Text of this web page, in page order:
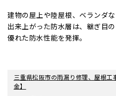
建物の屋上や陸屋根、ベランダ
出来上がった防水層は、継ぎ目
優れた防水性能を発揮。
三重県松阪市の雨漏り修理、屋根
金】